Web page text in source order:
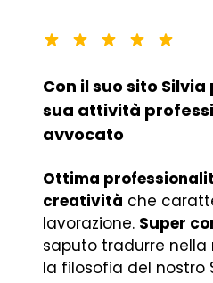
Con il suo sito
sua attività
avvocato
Ottima
creatività che
lavorazione. Super
saputo tradurre
la filosofia del nostro